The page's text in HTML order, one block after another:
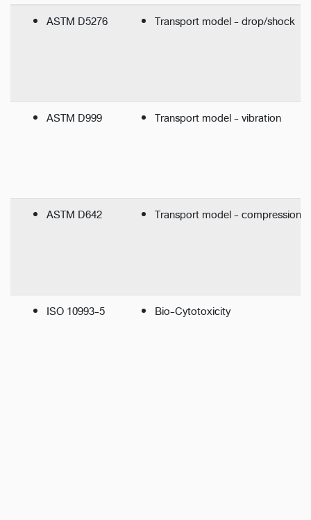
ASTM D5276
Transport model - drop/shock
ASTM D999 Transport model - vibration
ASTM D642 Transport model - compression
ISO 10993-5 Bio-Cytotoxicity